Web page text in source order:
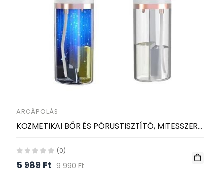
ARCÁPOLÁS
KOZMETIKAI BŐR ÉS PÓRUSTISZTÍTÓ, MITESSZER ELTÁVOLÍTÓ KÉSZÜLÉK
(0)
5 989 Ft 9 990 Ft